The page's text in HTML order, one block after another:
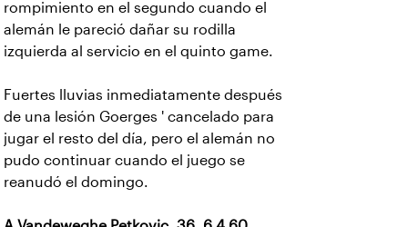
rompimiento en el segundo cuando el
alemán le pareció dañar su rodilla
izquierda al servicio en el quinto game.
Fuertes lluvias inmediatamente después
de una lesión Goerges ' cancelado para
jugar el resto del día, pero el alemán no
pudo continuar cuando el juego se
reanudó el domingo.